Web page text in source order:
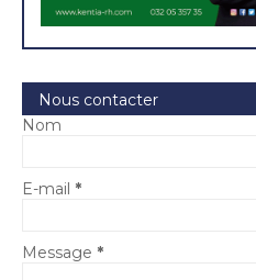
Nous contacter
Nom
E-mail *
Message *